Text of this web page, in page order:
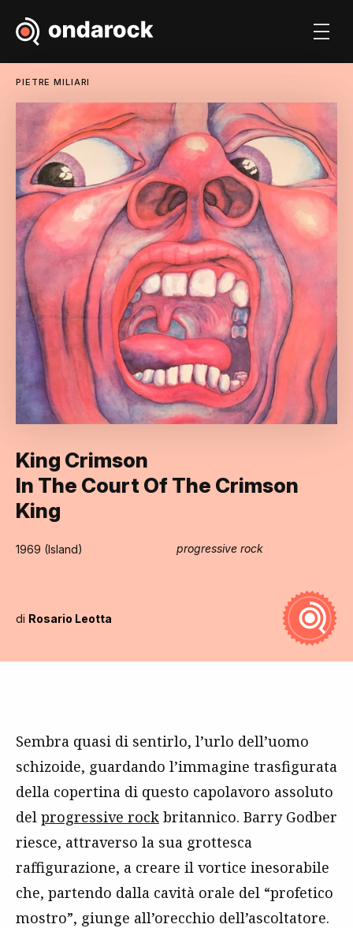
PIETRE MILIARI
King Crimson
In The Court Of The Crimson
King
1969 (Island) progressive rock
di Rosario Leotta
Sembra quasi di sentirlo, l’urlo dell’uomo
schizoide, guardando l’immagine trasfigurata
della copertina di questo capolavoro assoluto
del progressive rock britannico. Barry Godber
riesce, attraverso la sua grottesca
raffigurazione, a creare il vortice inesorabile
che, partendo dalla cavità orale del “profetico
mostro”, giunge all’orecchio dell’ascoltatore.